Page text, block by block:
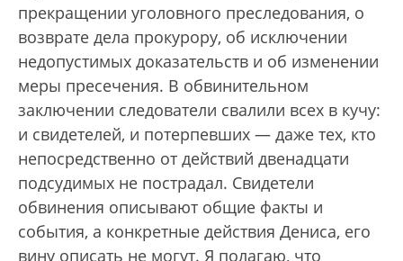
прекращении уголовного преследования, о
возврате дела прокурору, об исключении
недопустимых доказательств и об изменении
меры пресечения. В обвинительном
заключении следователи свалили всех в кучу:
и свидетелей, и потерпевших — даже тех, кто
непосредственно от действий двенадцати
подсудимых не пострадал. Свидетели
обвинения описывают общие факты и
события, а конкретные действия Дениса, его
вину описать не могут. Я полагаю, что